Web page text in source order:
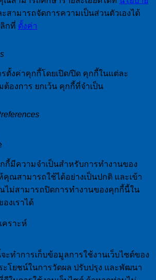
ะสามารถจัดการความเป็นส่วนตัวเองได้
กที่ ตั้งค่า
ตั้งค่าคุกกี้โดยเปิด/ปิด คุกกี้ในแต่ละ
ต้องการ ยกเว้น คุกกี้ที่จำเป็น
กี้มีความจำเป็นสำหรับการทำงานของ
คุณสามารถใช้ได้อย่างเป็นปกติ และเข้า
ไม่สามารถปิดการทำงานของคุกกี้นี้ใน
งเราได้
คราะห์
ะทำการเก็บข้อมูลการใช้งานเว็บไซต์ของ
ะโยชน์ในการวัดผล ปรับปรุง และพัฒนา